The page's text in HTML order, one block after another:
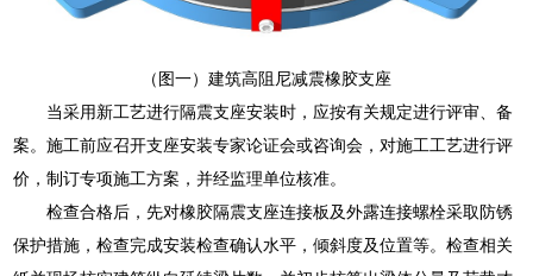
（图一）建筑高阻尼减震橡胶支座
当采用新工艺进行隔震支座安装时，应按有关规定进行评审、备
案。施工前应召开支座安装专家论证会或咨询会，对施工工艺进行评
价，制订专项施工方案，并经监理单位核准。
检查合格后，先对橡胶隔震支座连接板及外露连接螺栓采取防锈
保护措施，检查完成安装检查确认水平，倾斜度及位置等。检查相关